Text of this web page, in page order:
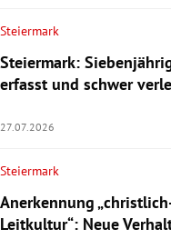
Steiermark
Steiermark:
erfasst und schwer
27.07.2026
Steiermark
Anerkennung
Leitkultur“: Neue